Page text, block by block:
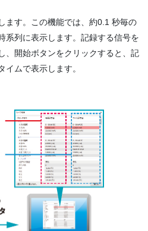
ます。この機能では、約0.1 秒毎の
系列に表示します。記録する信号を
、開始ボタンをクリックすると、記
イムで表示します。